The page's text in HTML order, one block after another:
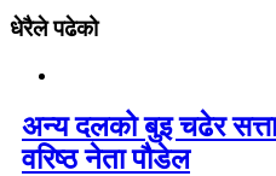
धेरैले पढेको
अन्य दलको बुइ चढेर
वरिष्ठ नेता पौडेल